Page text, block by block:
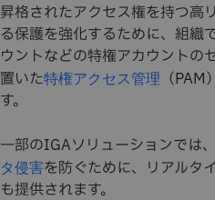
昇格されたアクセス権を持つ高
る保護を強化するために、組織
ウントなどの特権アカウントの
置いた特権アクセス管理 （
す。
一部のIGAソリューションでは
タ侵害を防ぐために、リアルタ
も提供されます。